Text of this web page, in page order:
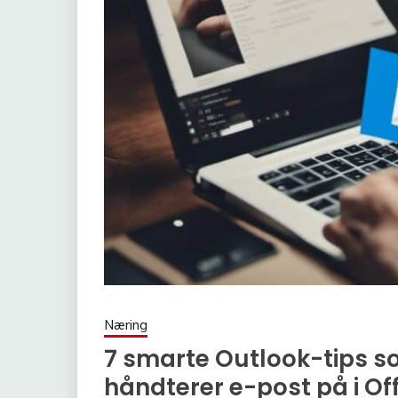
Næring
7 smarte Outlook-tips
håndterer e-post på i